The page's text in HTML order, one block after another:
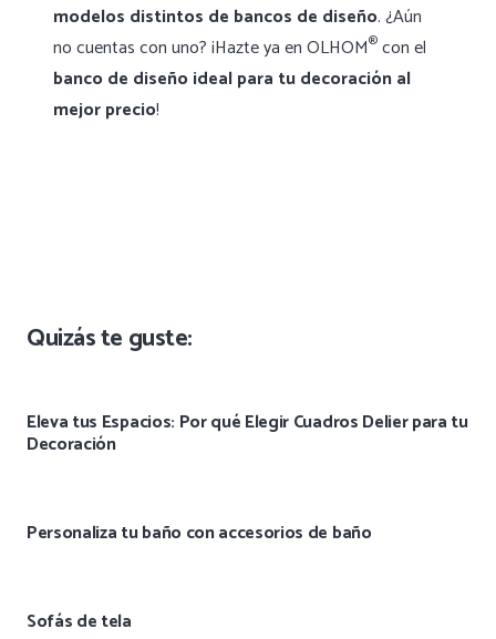
modelos distintos de bancos de diseño. ¿Aún
no cuentas con uno? ¡Hazte ya en OLHOM® con el
banco de diseño ideal para tu decoración al
mejor precio!
Quizás te guste:
Eleva tus Espacios: Por qué Elegir Cuadros Delier para tu
Decoración
Personaliza tu baño con accesorios de baño
Sofás de tela